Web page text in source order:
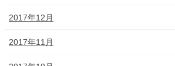
2017年12月
2017年11月